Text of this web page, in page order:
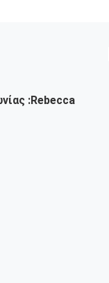
:Rebecca